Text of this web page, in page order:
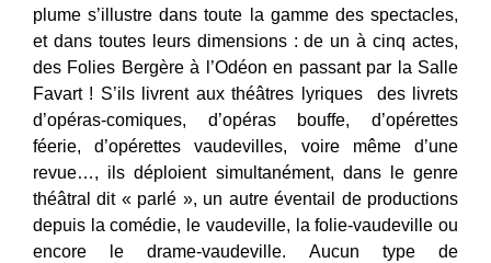
plume s’illustre dans toute la gamme des spectacles,
et dans toutes leurs dimensions : de un à cinq actes,
des Folies Bergère à l’Odéon en passant par la Salle
Favart ! S’ils livrent aux théâtres lyriques des livrets
d’opéras-comiques, d’opéras bouffe, d’opérettes
féerie, d’opérettes vaudevilles, voire même d’une
revue…, ils déploient simultanément, dans le genre
théâtral dit « parlé », un autre éventail de productions
depuis la comédie, le vaudeville, la folie-vaudeville ou
encore le drame-vaudeville. Aucun type de